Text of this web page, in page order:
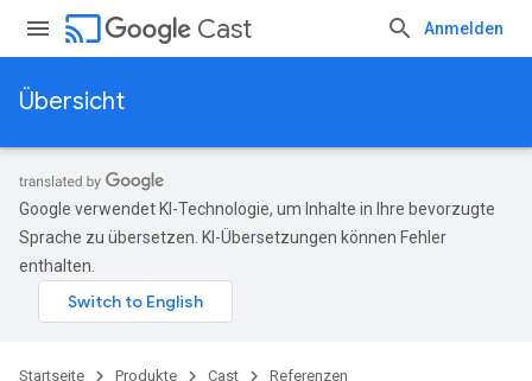
cast Cast Anmelden
Übersicht
Google verwendet KI-Technologie, um Inhalte in Ihre bevorzugte
Sprache zu übersetzen. KI-Übersetzungen können Fehler
enthalten.
Startseite Produkte Cast Referenzen